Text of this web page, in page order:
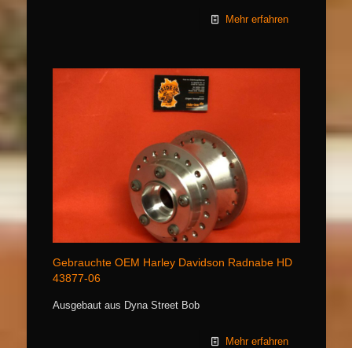
Mehr erfahren
Gebrauchte OEM Harley Davidson Radnabe HD
43877-06
Ausgebaut aus Dyna Street Bob
Mehr erfahren